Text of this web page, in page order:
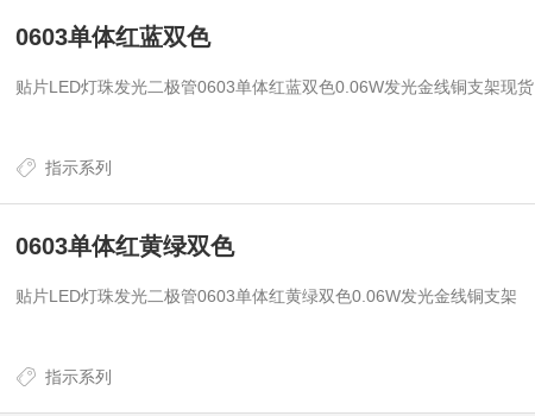
0603单体红蓝双色
贴片LED灯珠发光二极管0603单体红蓝双色0.06W发光金线铜支架现货
指示系列
0603单体红黄绿双色
贴片LED灯珠发光二极管0603单体红黄绿双色0.06W发光金线铜支架
指示系列